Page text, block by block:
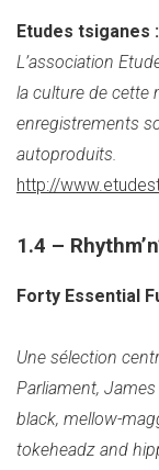
Etudes tsiganes
L’association
la culture de cette
enregistrements
autoproduits.
http://
1.4 –
Forty Essential
Une sélection
Parliament,
black, mellow-
tokeheadz and